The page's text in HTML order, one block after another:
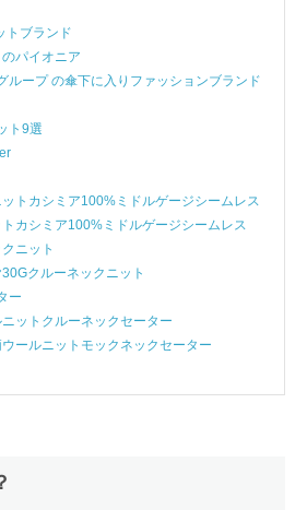
トブランド
パイオニア
ループ の傘下に入りファッションブランド
ト9選
トカシミア100%ミドルゲージシームレス
カシミア100%ミドルゲージシームレス
ニット
クルーネックニット
ー
ットクルーネックセーター
ールニットモックネックセーター